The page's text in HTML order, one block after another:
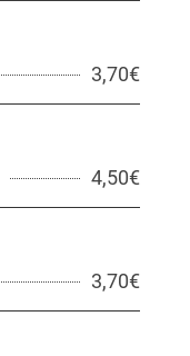
€
3,70
€
4,50
€
3,70